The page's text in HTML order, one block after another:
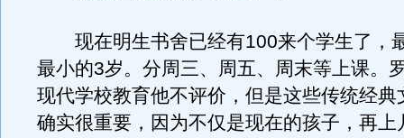
现在明生书舍已经有100来个学生了，
最小的3岁。分周三、周五、周末等上课。
现代学校教育他不评价，但是这些传统经典
确实很重要，因为不仅是现在的孩子，再上